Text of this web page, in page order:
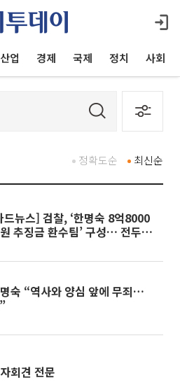
산업 경제 국제 정치 사회
최신순
정확도순
드뉴스] 검찰, ‘한명숙 8억8000
추징금 환수팀’ 구성… 전두환
숙 “역사와 양심 앞에 무죄…
회견 전문